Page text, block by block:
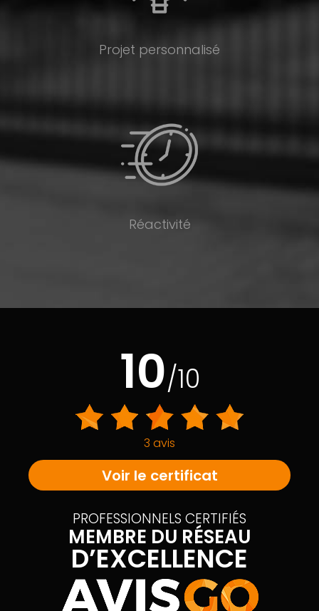
Projet personnalisé
Réactivité
10/10
3 avis
Voir le certificat
PROFESSIONNELS CERTIFIÉS
MEMBRE DU RÉSEAU
D’EXCELLENCE